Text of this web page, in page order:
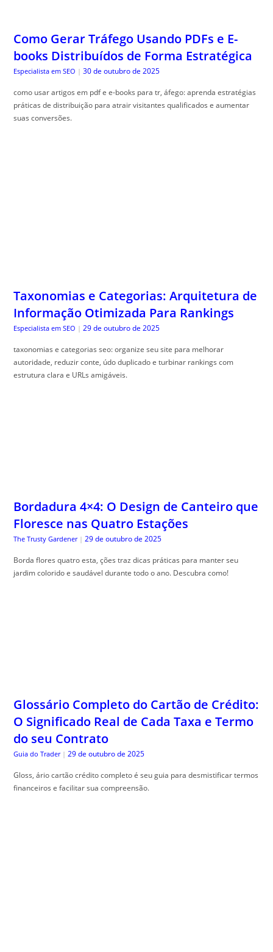
Como Gerar Tráfego Usando PDFs e E-
books Distribuídos de Forma Estratégica
Especialista em SEO | 30 de outubro de 2025
como usar artigos em pdf e e-books para tr, áfego: aprenda estratégias
práticas de distribuição para atrair visitantes qualificados e aumentar
suas conversões.
Taxonomias e Categorias: Arquitetura de
Informação Otimizada Para Rankings
Especialista em SEO | 29 de outubro de 2025
taxonomias e categorias seo: organize seu site para melhorar
autoridade, reduzir conte, údo duplicado e turbinar rankings com
estrutura clara e URLs amigáveis.
Bordadura 4×4: O Design de Canteiro que
Floresce nas Quatro Estações
The Trusty Gardener | 29 de outubro de 2025
Borda flores quatro esta, ções traz dicas práticas para manter seu
jardim colorido e saudável durante todo o ano. Descubra como!
Glossário Completo do Cartão de Crédito:
O Significado Real de Cada Taxa e Termo
do seu Contrato
Guia do Trader | 29 de outubro de 2025
Gloss, ário cartão crédito completo é seu guia para desmistificar termos
financeiros e facilitar sua compreensão.